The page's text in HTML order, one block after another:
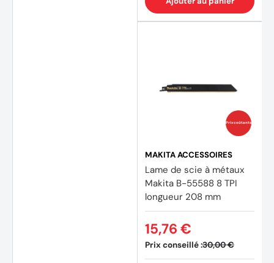
Prix coûtants
MAKITA ACCESSOIRES
Lame de scie à métaux
Makita B-55588 8 TPI
longueur 208 mm
Prix conseillé :30,00 €
15,76 €